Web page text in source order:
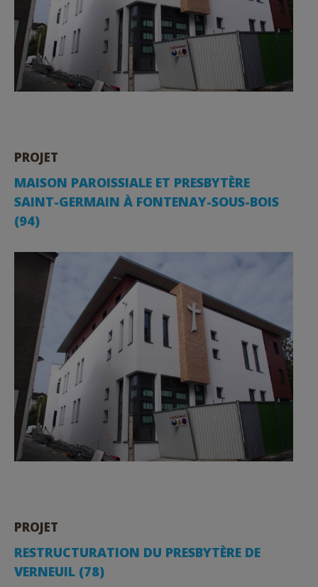
PROJET
MAISON PAROISSIALE ET PRESBYTÈRE
SAINT-GERMAIN À FONTENAY-SOUS-BOIS
(94)
PROJET
RESTRUCTURATION DU PRESBYTÈRE DE
VERNEUIL (78)